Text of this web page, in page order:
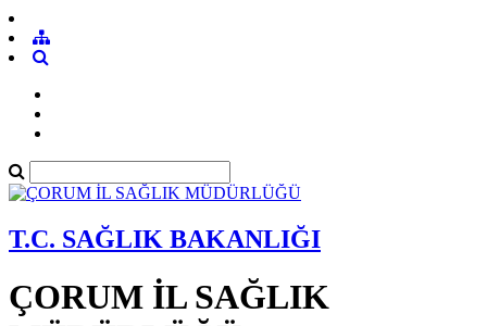
T.C. SAĞLIK BAKANLIĞI
ÇORUM İL SAĞLIK